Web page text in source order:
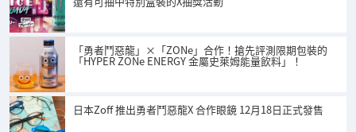
「勇者鬥惡龍」×「ZONe」合作！搶先評測限期包裝的
「HYPER ZONe ENERGY 金屬史萊姆能量飲料」！
日本Zoff 推出勇者鬥惡龍X 合作眼鏡 12月18日正式發售